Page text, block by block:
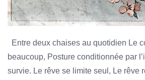
Entre deux chaises au quotidien Le
beaucoup, Posture conditionnée par
survie. Le rêve se limite seul, Le rêve